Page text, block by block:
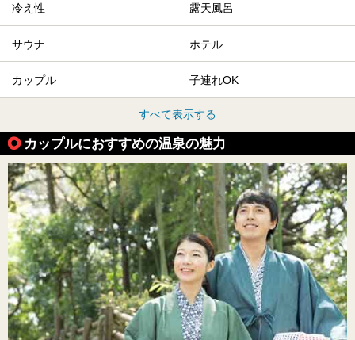
冷え性 露天風呂
サウナ ホテル
カップル 子連れOK
すべて表示する
カップルにおすすめの温泉の魅力